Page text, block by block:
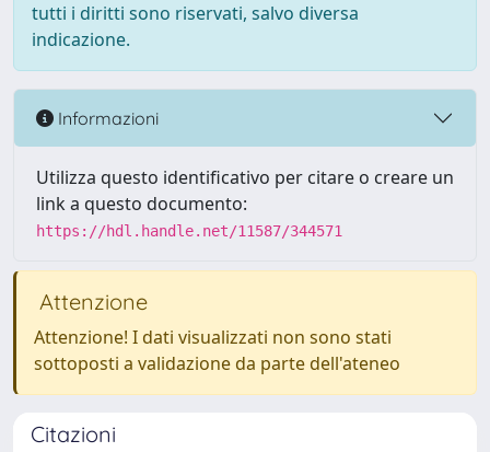
tutti i diritti sono riservati, salvo diversa
indicazione.
Informazioni
Utilizza questo identificativo per citare o creare un
link a questo documento:
https://hdl.handle.net/11587/344571
Attenzione
Attenzione! I dati visualizzati non sono stati
sottoposti a validazione da parte dell'ateneo
Citazioni